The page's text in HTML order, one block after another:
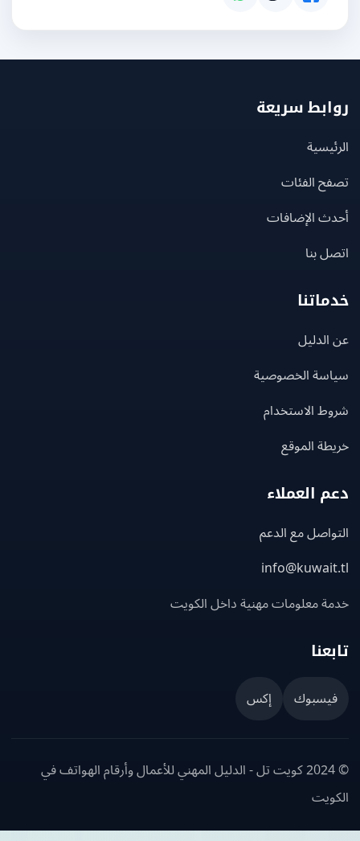
سريعة
الفئات
الإضافات
بنا
الخصوصية
الاستخدام
الموقع
العملاء
مع الدعم
معلومات مهنية داخل الكويت
إكس
© 2024 كويت تل - الدليل المهني للأعمال وأرقام الهواتف في